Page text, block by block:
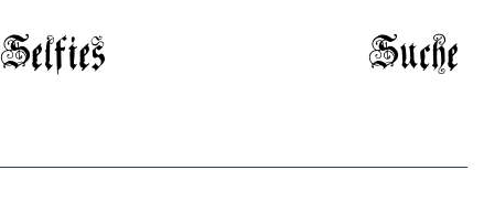
Selfies Suche